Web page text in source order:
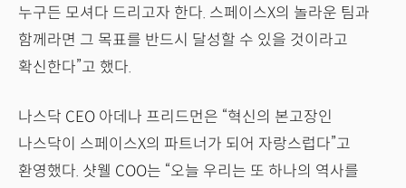
누구든 모셔다 드리고자 한다. 스페이스X의 놀라운 팀과
함께라면 그 목표를 반드시 달성할 수 있을 것이라고
확신한다”고 했다.
나스닥 CEO 아데나 프리드먼은 “혁신의 본고장인
나스닥이 스페이스X의 파트너가 되어 자랑스럽다”고
환영했다. 샷웰 COO는 “오늘 우리는 또 하나의 역사를